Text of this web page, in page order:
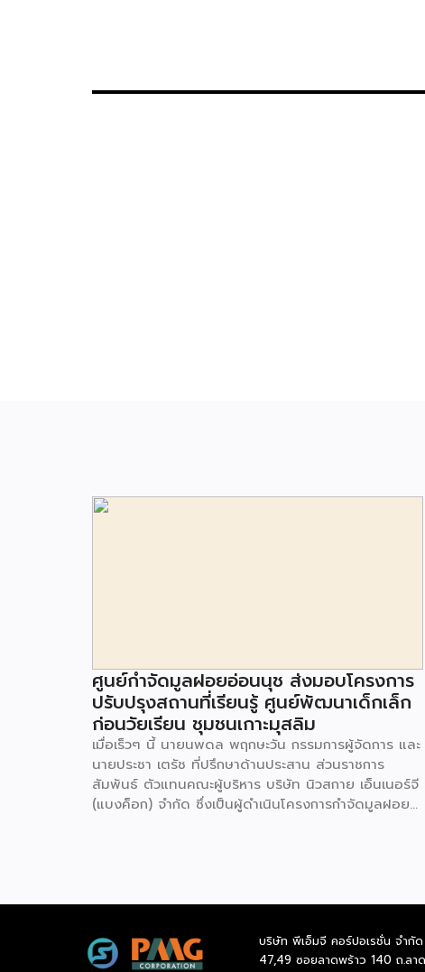
ศูนย์กำจัดมูลฝอยอ่อนนุช ส่งมอบโครงการ
ปรับปรุงสถานที่เรียนรู้ ศูนย์พัฒนาเด็กเล็ก
ก่อนวัยเรียน ชุมชนเกาะมุสลิม
เมื่อเร็วๆ นี้ นายนพดล พฤกษะวัน กรรมการผู้จัดการ และ
นายประชา เตรัช ที่ปรึกษาด้านประสาน ส่วนราชการ
สัมพันธ์ ตัวแทนคณะผู้บริหาร บริษัท นิวสกาย เอ็นเนอร์จี
(แบงค็อก) จํากัด ซึ่งเป็นผู้ดำเนินโครงการกำจัดมูลฝอย
ประเวศ เขตประเวศ กรุงเทพมหานคร ทั้งนี้โครงการ
ชุมชนเกาะมุสลิม ตั้งอยู่ในซอยอ่อนนุช 86 ดำเนินการขึ้น
เพื่อเพิ่มพื้นที่การเรียนรู้เพิ่มเติมนอกห้องเรียน และใช้เป็น
บริษัท พีเอ็มจี คอร์ปอเรชั่น จำกัด
47,49 ซอยลาดพร้าว 140 ถ.ลา